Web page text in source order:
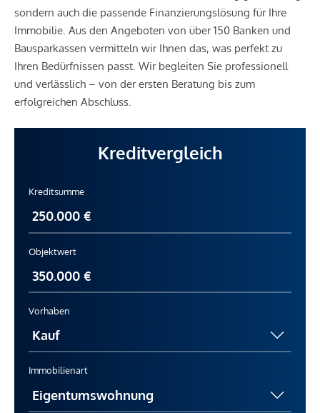
sondern auch die passende Finanzierungslösung für Ihre
Immobilie. Aus den Angeboten von über 150 Banken und
Bausparkassen vermitteln wir Ihnen das, was perfekt zu
Ihren Bedürfnissen passt. Wir begleiten Sie professionell
und verlässlich – von der ersten Beratung bis zum
erfolgreichen Abschluss.
Kreditvergleich
Kreditsumme
Objektwert
Vorhaben
Immobilienart